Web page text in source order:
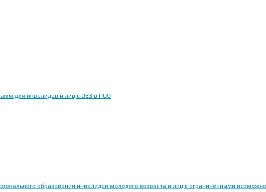
для инвалидов и лиц с ОВЗ в ПОО
образования инвалидов молодого возраста и лиц с ограниченными